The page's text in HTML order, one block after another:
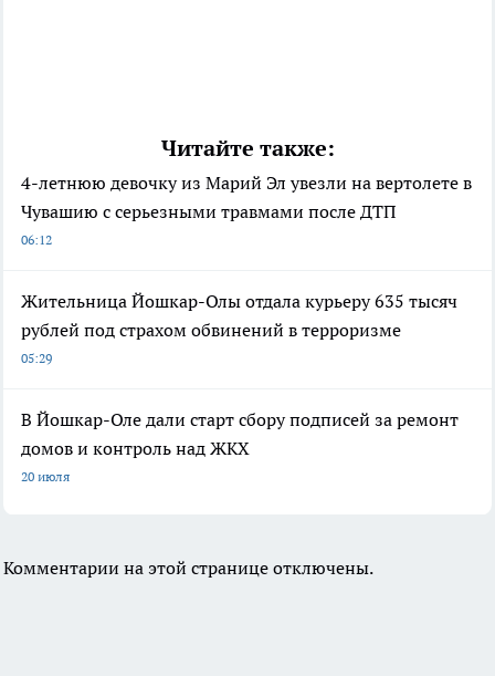
Читайте также:
4-летнюю девочку из Марий Эл увезли на вертолете в
Чувашию с серьезными травмами после ДТП
06:12
Жительница Йошкар-Олы отдала курьеру 635 тысяч
рублей под страхом обвинений в терроризме
05:29
В Йошкар-Оле дали старт сбору подписей за ремонт
домов и контроль над ЖКХ
20 июля
Комментарии на этой странице отключены.